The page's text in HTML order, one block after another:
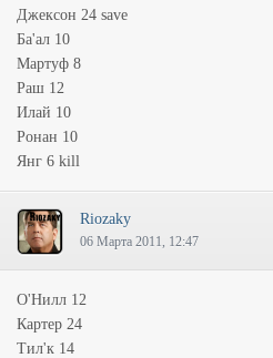
Джексон 24 save
Ба'ал 10
Мартуф 8
Раш 12
Илай 10
Ронан 10
Янг 6 kill
Riozaky
06 Марта 2011, 12:47
О'Нилл 12
Картер 24
Тил'к 14